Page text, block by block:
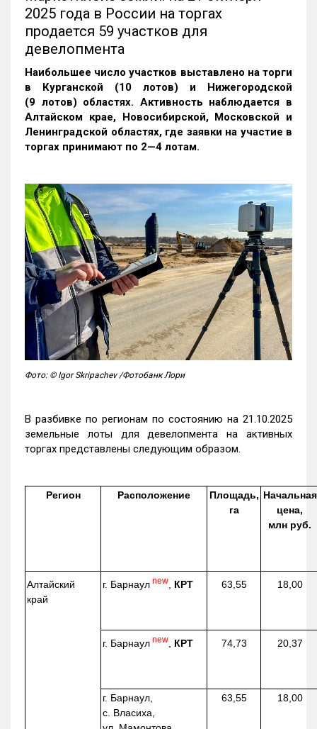
2025 года в России на торгах
продается 59 участков для
девелопмента
Наибольшее число участков выставлено на торги
в Курганской (10 лотов) и Нижегородской
(9 лотов) областях. Активность наблюдается в
Алтайском крае, Новосибирской, Московской и
Ленинградской областях, где заявки на участие в
торгах принимают по 2—4 лотам.
Фото: © Igor Skripachev /Фотобанк Лори
В разбивке по регионам по состоянию на 21.10.2025
земельные лоты для девелопмента на активных
торгах представлены следующим образом.
Регион Расположение
Площадь,
га
Начальная
цена,
млн руб.
Алтайский
край
г. Барнаул new КРТ 63,55 18,00
г. Барнаул new КРТ 74,73 20,37
г. Барнаул,
с. Власиха,
63,55 18,00